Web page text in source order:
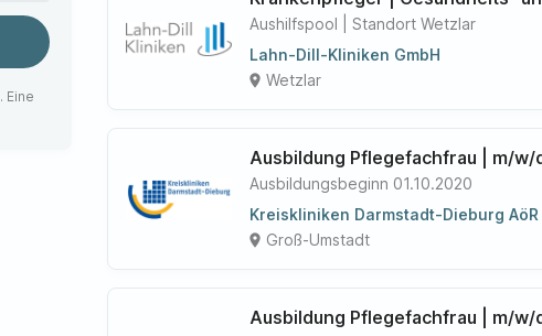
. Eine
Aushilfspool | Standort Wetzlar
Lahn-Dill-Kliniken GmbH
place Wetzlar
Ausbildung Pflegefachfrau | m/w/
Ausbildungsbeginn 01.10.2020
Kreiskliniken Darmstadt-Dieburg AöR
place Groß-Umstadt
Ausbildung Pflegefachfrau | m/w/